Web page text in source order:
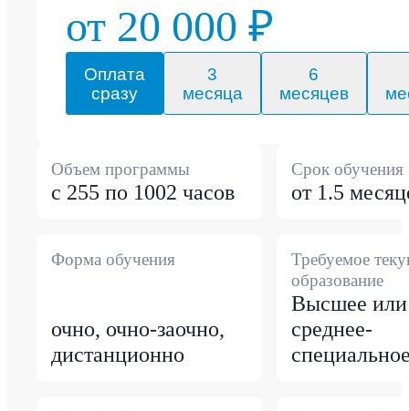
от 20 000 ₽
Оплата
сразу
3
месяца
6
месяцев
Объем программы
с 255 по 1002 часов
Срок обучения
от 1.5
Форма обучения
очно, очно-заочно,
дистанционно
Требуемое
образование
Высшее или
среднее-